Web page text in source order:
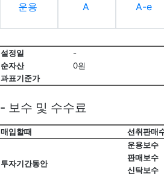
운용
A A-e
설정일 -
순자산
0원
과표기준가
- 보수 및 수수료
매입할때 선취판매
투자기간동안
운용보수
판매보수
신탁보수